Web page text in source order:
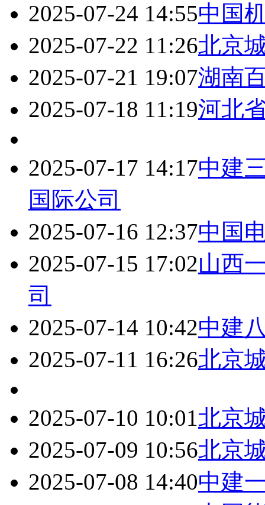
2025-07-24 14:55中国
2025-07-22 11:26北京
2025-07-21 19:07湖南
2025-07-18 11:19河北
2025-07-17 14:17中建
国际公司
2025-07-16 12:37中国
2025-07-15 17:02山西
司
2025-07-14 10:42中建
2025-07-11 16:26北京
2025-07-10 10:01北京
2025-07-09 10:56北京
2025-07-08 14:40中建